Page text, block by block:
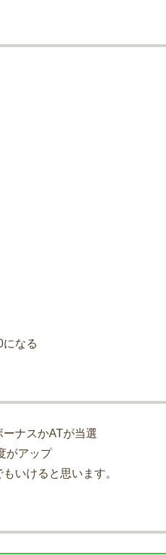
になる
ナスかATが当選
がアップ
いけると思います。